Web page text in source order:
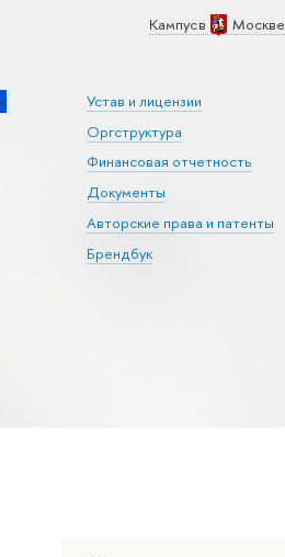
Кампус в Москве
Устав и лицензии
Оргструктура
Финансовая отчетность
Документы
Авторские права и патенты
Брендбук